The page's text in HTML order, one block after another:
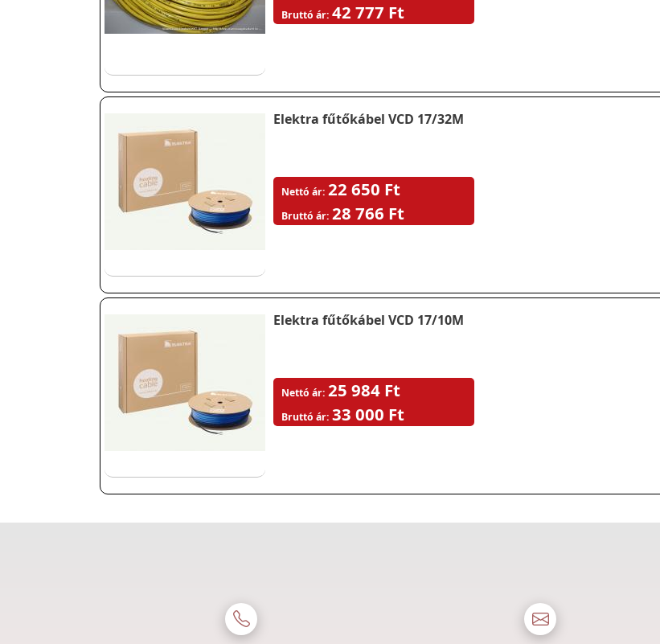
Bruttó ár: 42 777 Ft
Elektra fűtőkábel VCD 17/32M
Nettó ár: 22 650 Ft
Bruttó ár: 28 766 Ft
Elektra fűtőkábel VCD 17/10M
Nettó ár: 25 984 Ft
Bruttó ár: 33 000 Ft